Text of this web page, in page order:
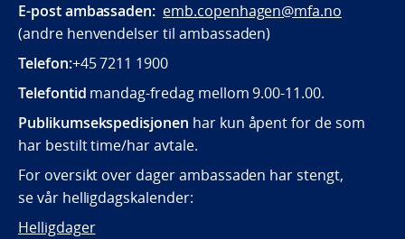
E-post ambassaden: emb.copenhagen@mfa.no
(andre henvendelser til ambassaden)
Telefon:+45 7211 1900
Telefontid mandag-fredag mellom 9.00-11.00.
Publikumsekspedisjonen har kun åpent for de som
har bestilt time/har avtale.
For oversikt over dager ambassaden har stengt,
se vår helligdagskalender:
Helligdager